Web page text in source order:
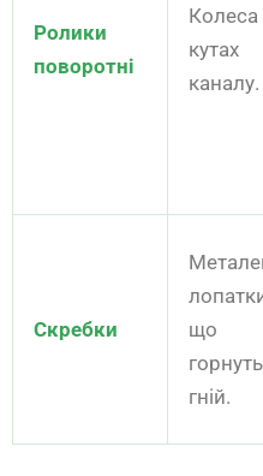
Ролики
поворотні
Колеса
кутах
каналу.
Скребки
що
горнуть
гній.